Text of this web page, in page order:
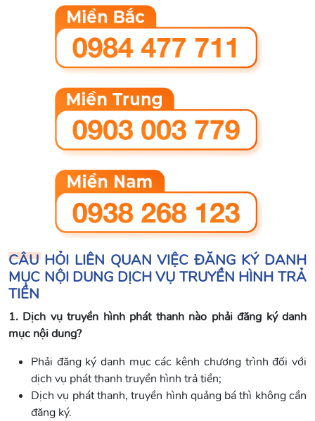
CÂU HỎI LIÊN QUAN VIỆC ĐĂNG KÝ DANH
MỤC NỘI DUNG DỊCH VỤ TRUYỀN HÌNH TRẢ
TIỀN
1. Dịch vụ truyền hình phát thanh nào phải đăng ký danh
mục nội dung?
Phải đăng ký danh mục các kênh chương trình đối với
dịch vụ phát thanh truyền hình trả tiền;
Dịch vụ phát thanh, truyền hình quảng bá thì không cần
đăng ký.